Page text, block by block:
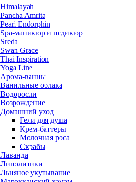
Himalayah
Pancha Amrita
Pearl Endorphin
Spa-маникюр и педикюр
Sreda
Swan Grace
Thai Inspiration
Yoga Line
Арома-ванны
Ванильные облака
Водоросли
Возрождение
Домашний уход
Гели для душа
Крем-баттеры
Молочная роса
Скрабы
Лаванда
Липолитики
Льняное укутывание